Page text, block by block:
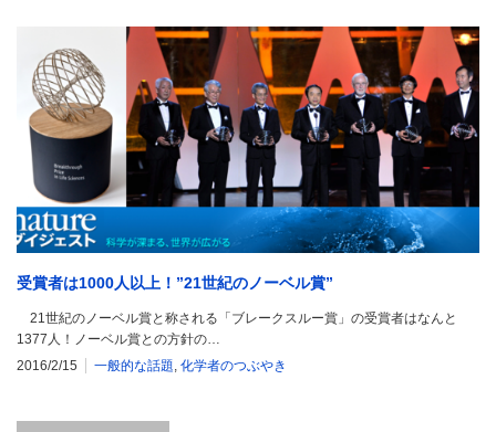
受賞者は1000人以上！”21世紀のノーベル賞”
21世紀のノーベル賞と称される「ブレークスルー賞」の受賞者はなんと
1377人！ノーベル賞との方針の…
2016/2/15
一般的な話題, 化学者のつぶやき